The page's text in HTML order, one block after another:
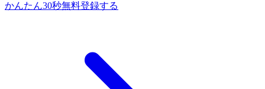
かんたん30秒無料登録する